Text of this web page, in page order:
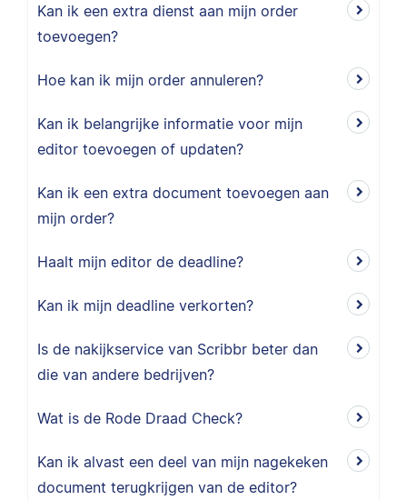
Kan ik een extra dienst aan mijn order
toevoegen?
Hoe kan ik mijn order annuleren?
Kan ik belangrijke informatie voor mijn
editor toevoegen of updaten?
Kan ik een extra document toevoegen aan
mijn order?
Haalt mijn editor de deadline?
Kan ik mijn deadline verkorten?
Is de nakijkservice van Scribbr beter dan
die van andere bedrijven?
Wat is de Rode Draad Check?
Kan ik alvast een deel van mijn nagekeken
document terugkrijgen van de editor?